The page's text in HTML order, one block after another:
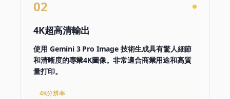
02
4K超高清輸出
使用 Gemini 3 Pro Image 技術生成具有驚人細節
和清晰度的專業4K圖像。非常適合商業用途和高質
量打印。
4K分辨率